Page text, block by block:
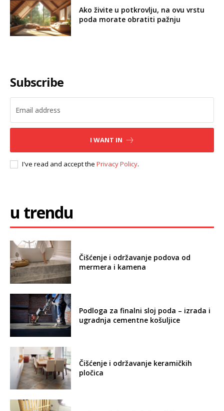
Ako živite u potkrovlju, na ovu vrstu
poda morate obratiti pažnju
Subscribe
I WANT IN
I've read and accept the Privacy Policy.
u trendu
Čišćenje i održavanje podova od
mermera i kamena
Podloga za finalni sloj poda – izrada i
ugradnja cementne košuljice
Čišćenje i održavanje keramičkih
pločica